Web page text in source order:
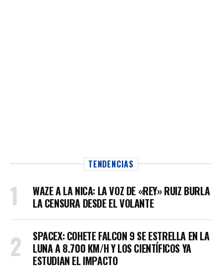
TENDENCIAS
WAZE A LA NICA: LA VOZ DE «REY» RUIZ BURLA
LA CENSURA DESDE EL VOLANTE
SPACEX: COHETE FALCON 9 SE ESTRELLA EN LA
LUNA A 8.700 KM/H Y LOS CIENTÍFICOS YA
ESTUDIAN EL IMPACTO